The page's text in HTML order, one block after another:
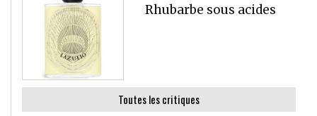
Rhubarbe sous acides
Toutes les critiques